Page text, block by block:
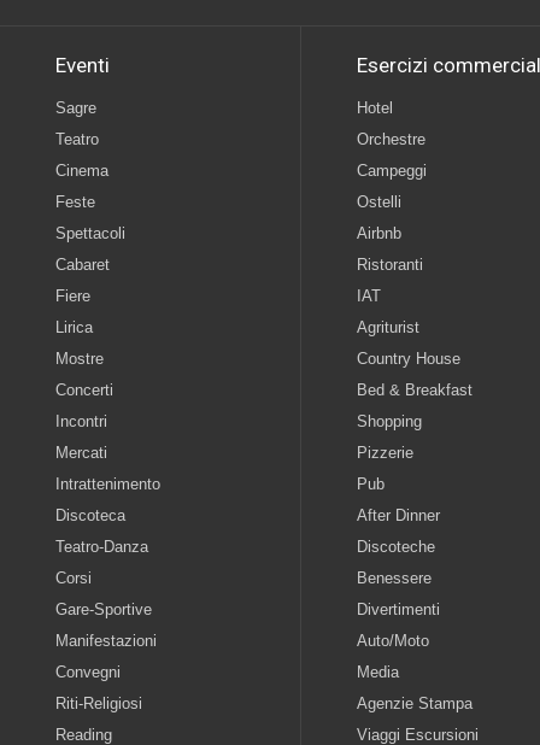
Eventi
Sagre
Teatro
Cinema
Feste
Spettacoli
Cabaret
Fiere
Lirica
Mostre
Concerti
Incontri
Mercati
Intrattenimento
Discoteca
Teatro-Danza
Corsi
Gare-Sportive
Manifestazioni
Convegni
Riti-Religiosi
Reading
Esercizi
Hotel
Orchestre
Campeggi
Ostelli
Airbnb
Ristoranti
IAT
Agriturist
Country House
Bed & Breakfast
Shopping
Pizzerie
Pub
After Dinner
Discoteche
Benessere
Divertimenti
Auto/Moto
Media
Agenzie Stampa
Viaggi Escursioni